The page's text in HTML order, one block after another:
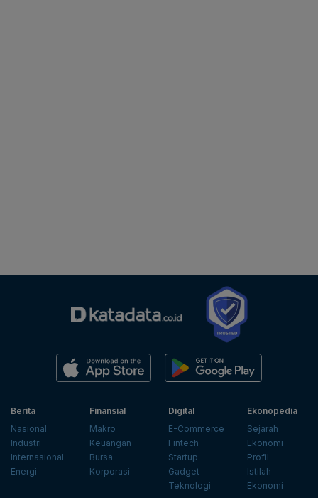
Berita
Nasional
Industri
Internasional
Energi
Finansial
Makro
Keuangan
Bursa
Korporasi
Digital
E-Commerce
Fintech
Startup
Gadget
Teknologi
Ekonopedia
Sejarah
Ekonomi
Profil
Istilah
Ekonomi